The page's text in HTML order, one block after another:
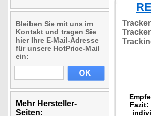
Bleiben Sie mit uns im
Kontakt und tragen Sie
hier Ihre E-Mail-Adresse
für unsere HotPrice-Mail
ein:
Mehr Hersteller-
Seiten:
Fazit: